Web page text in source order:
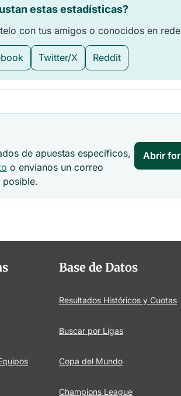
estas estadísticas?
con tus amigos o conocidos en
Twitter/X Reddit
de apuestas específicos,
o envíanos un correo
posible.
Abrir
Base de Datos
Resultados Históricos y Cuotas
Buscar por Ligas
Copa del Mundo
Champions League